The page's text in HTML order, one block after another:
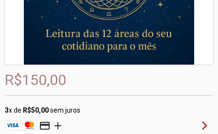
R$150,00
3x de R$50,00sem juros